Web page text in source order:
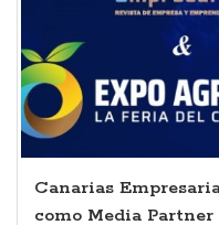
Canarias
como Media Partner